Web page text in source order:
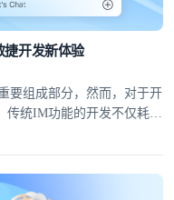
捷开发新体验
要组成部分，然而，对于开
传统IM功能的开发不仅耗时